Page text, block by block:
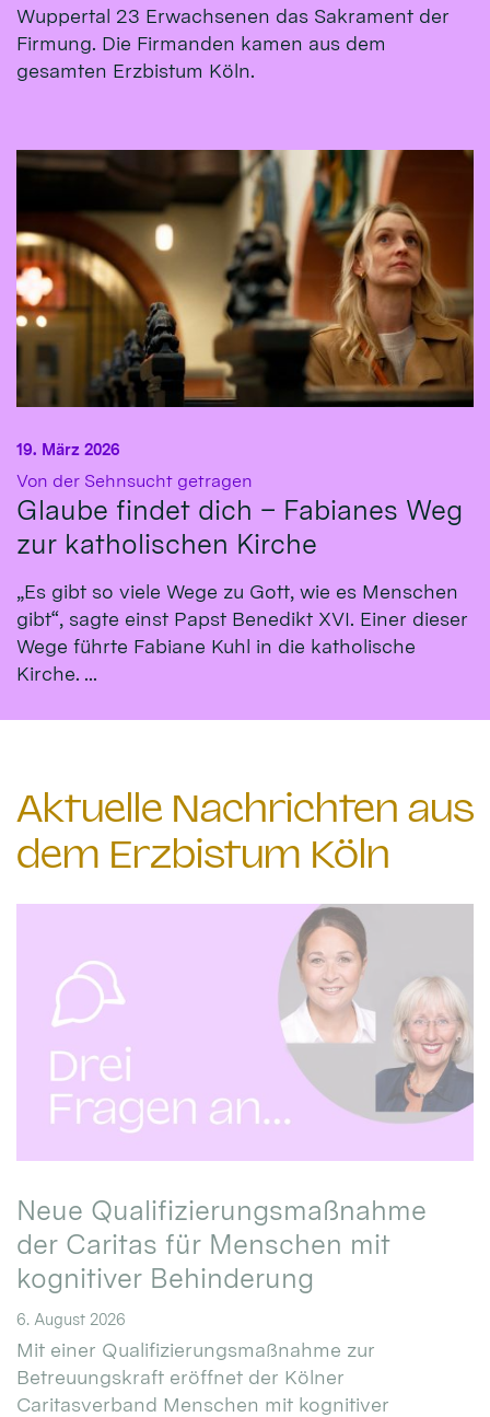
Wuppertal 23 Erwachsenen das Sakrament der
Firmung. Die Firmanden kamen aus dem
gesamten Erzbistum Köln.
Von der Sehnsucht getragen
Glaube findet dich – Fabianes Weg
zur katholischen Kirche
19. März 2026
„Es gibt so viele Wege zu Gott, wie es Menschen
gibt“, sagte einst Papst Benedikt XVI. Einer dieser
Wege führte Fabiane Kuhl in die katholische
Kirche. ...
Aktuelle Nachrichten aus
dem Erzbistum Köln
Neue Qualifizierungsmaßnahme
der Caritas für Menschen mit
kognitiver Behinderung
6. August 2026
Mit einer Qualifizierungsmaßnahme zur
Betreuungskraft eröffnet der Kölner
Caritasverband Menschen mit kognitiver